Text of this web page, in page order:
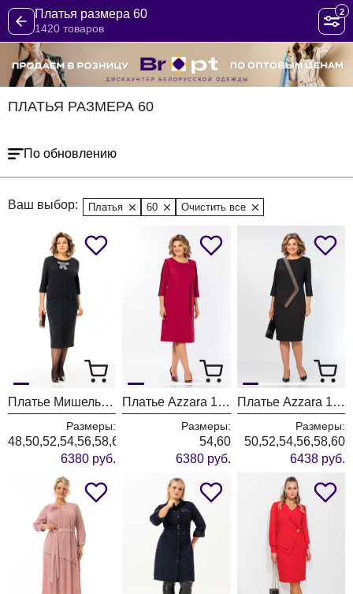
Платья размера 60
1420 товаров
2
ПЛАТЬЯ РАЗМЕРА 60
По обновлению
Ваш выбор: Платья 60 Очистить все
Платье Мишель Шик 2204 графит+клетка
Размеры:
48,50,52,54,56,58,60,62,64
6380 руб.
Платье Azzara 10081
Размеры:
54,60
6380 руб.
Платье Azzara 10080
Размеры:
50,52,54,56,58,60
6438 руб.